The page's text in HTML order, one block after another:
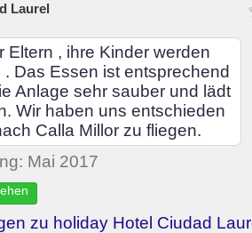
Laurel
Eltern , ihre Kinder werden
Das Essen ist entsprechend
Anlage sehr sauber und lädt
Wir haben uns entschieden
Calla Millor zu fliegen.
Mai 2017
zu holiday Hotel Ciudad